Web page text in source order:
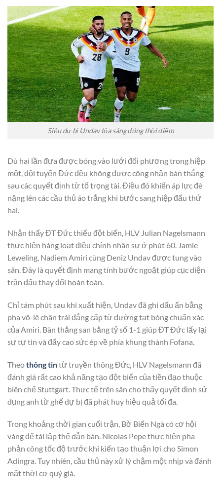
Siêu dự bị Undav tỏa sáng đúng thời điểm
Dù hai lần đưa được bóng vào lưới đối phương trong hiệp
một, đội tuyển Đức đều không được công nhận bàn thắng
sau các quyết định từ tổ trọng tài. Điều đó khiến áp lực đè
nặng lên các cầu thủ áo trắng khi bước sang hiệp đấu thứ
hai.
Nhận thấy ĐT Đức thiếu đột biến, HLV Julian Nagelsmann
thực hiện hàng loạt điều chỉnh nhân sự ở phút 60. Jamie
Leweling, Nadiem Amiri cùng Deniz Undav được tung vào
sân. Đây là quyết định mang tính bước ngoặt giúp cục diện
trận đấu thay đổi hoàn toàn.
Chỉ tám phút sau khi xuất hiện, Undav đã ghi dấu ấn bằng
pha vô-lê chân trái đẳng cấp từ đường tạt bóng chuẩn xác
của Amiri. Bàn thắng san bằng tỷ số 1-1 giúp ĐT Đức lấy lại
sự tự tin và đẩy cao sức ép về phía khung thành Fofana.
Theothông tintừ truyền thông Đức, HLV Nagelsmann đã
đánh giá rất cao khả năng tạo đột biến của tiền đạo thuộc
biên chế Stuttgart. Thực tế trên sân cho thấy quyết định sử
dụng anh từ ghế dự bị đã phát huy hiệu quả tối đa.
Trong khoảng thời gian cuối trận, Bờ Biển Ngà có cơ hội
vàng để tái lập thế dẫn bàn. Nicolas Pepe thực hiện pha
phản công tốc độ trước khi kiến tạo thuận lợi cho Simon
Adingra. Tuy nhiên, cầu thủ này xử lý chậm một nhịp và đánh
mất thời cơ quý giá.